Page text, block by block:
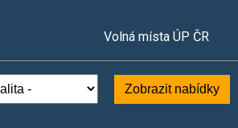
Volná místa ÚP ČR
Zobrazit nabídky